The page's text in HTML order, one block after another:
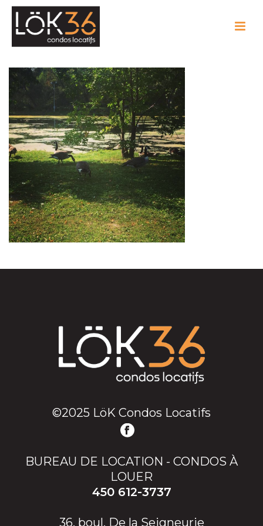
©2025 LöK Condos Locatifs
BUREAU DE LOCATION - CONDOS À
LOUER
450 612-3737
36, boul. De la Seigneurie